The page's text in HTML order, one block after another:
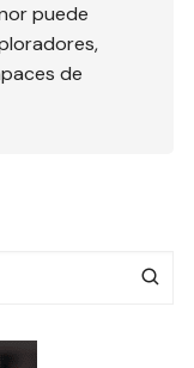
puede
de